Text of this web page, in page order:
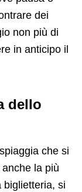
dei
non più di
in anticipo il
dello
che si
la più
biglietteria, si